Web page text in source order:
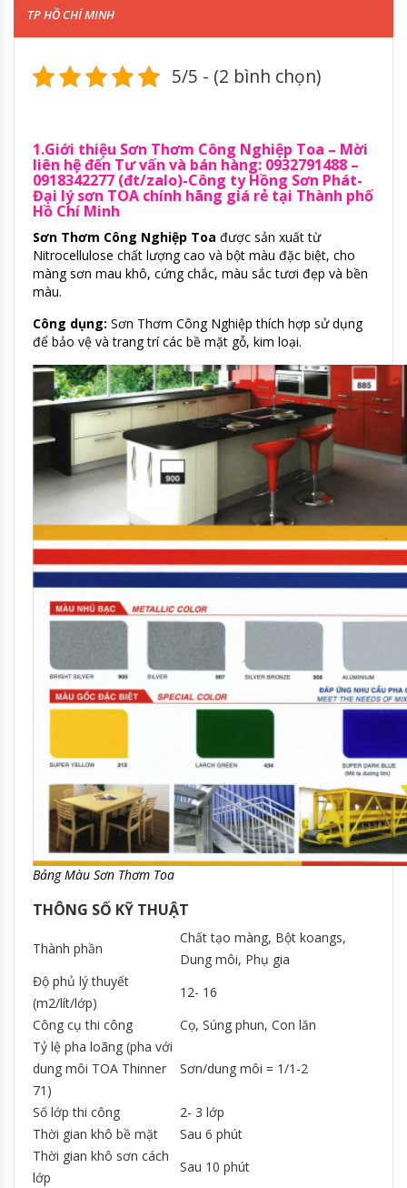
TP HỒ CHÍ MINH
5/5 - (2 bình chọn)
1.Giới thiệu Sơn Thơm Công Nghiệp Toa – Mời
liên hệ đến Tư vấn và bán hàng: 0932791488 –
0918342277 (đt/zalo)-Công ty Hồng Sơn Phát-
Đại lý sơn TOA chính hãng giá rẻ tại Thành phố
Hồ Chí Minh
Sơn Thơm Công Nghiệp Toa được sản xuất từ
Nitrocellulose chất lượng cao và bột màu đặc biệt, cho
màng sơn mau khô, cứng chắc, màu sắc tươi đẹp và bền
màu.
Công dụng: Sơn Thơm Công Nghiệp thích hợp sử dụng
để bảo vệ và trang trí các bề mặt gỗ, kim loại.
Bảng Màu Sơn Thơm Toa
THÔNG SỐ KỸ THUẬT
Thành phần
Chất tạo màng, Bột koangs,
Dung môi, Phụ gia
Độ phủ lý thuyết
(m2/lít/lớp)
12- 16
Công cụ thi công
Cọ, Súng phun, Con lăn
Tỷ lệ pha loãng (pha với
dung môi TOA Thinner
71)
Sơn/dung môi = 1/1-2
Số lớp thi công
2- 3 lớp
Thời gian khô bề mặt
Sau 6 phút
Thời gian khô sơn cách
lớp
Sau 10 phút